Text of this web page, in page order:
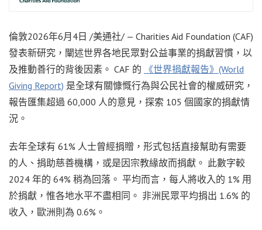
倫敦2026年6月4日 /美通社/ — Charities Aid Foundation (CAF)
發表新研究，闡述世界各地民眾對公益事業的捐獻習慣，以
及推動善行的背後因素。 CAF 的
《世界捐獻報告》(World
Giving Report) 是全球有關慷慨行為與公民社會的權威研究，
報告匯集超過 60,000 人的意見，探索 105 個國家的捐獻情
況。
去年全球有 61% 人士曾經捐贈，形式包括直接幫助有需要
的人、捐助慈善機構，或是因宗教緣故而捐獻。 此數字較
2024 年的 64% 稍為回落。 平均而言，每人將收入的 1% 用
於捐獻，惟各地水平不盡相同。 非洲民眾平均捐出 1.6% 的
收入，歐洲則為 0.6%。